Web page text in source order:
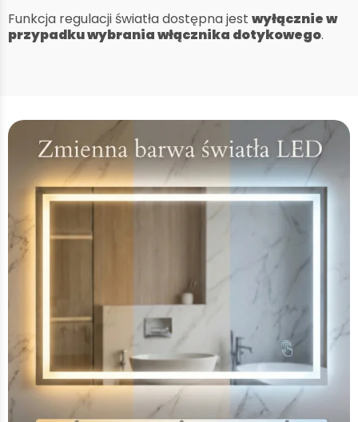
Funkcja regulacji światła dostępna jest wyłącznie w
przypadku wybrania włącznika dotykowego.